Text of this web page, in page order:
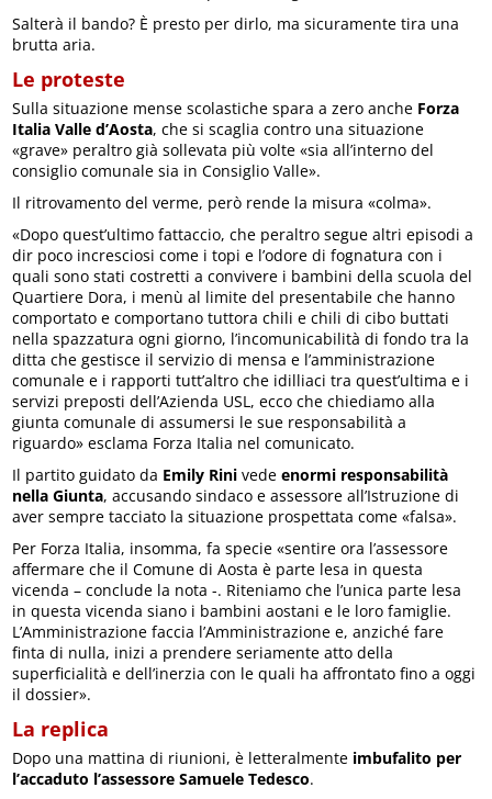
Salterà il bando? È presto per dirlo, ma sicuramente tira una
brutta aria.
Le proteste
Sulla situazione mense scolastiche spara a zero anche Forza
Italia Valle d’Aosta, che si scaglia contro una situazione
«grave» peraltro già sollevata più volte «sia all’interno del
consiglio comunale sia in Consiglio Valle».
Il ritrovamento del verme, però rende la misura «colma».
«Dopo quest’ultimo fattaccio, che peraltro segue altri episodi a
dir poco incresciosi come i topi e l’odore di fognatura con i
quali sono stati costretti a convivere i bambini della scuola del
Quartiere Dora, i menù al limite del presentabile che hanno
comportato e comportano tuttora chili e chili di cibo buttati
nella spazzatura ogni giorno, l’incomunicabilità di fondo tra la
ditta che gestisce il servizio di mensa e l’amministrazione
comunale e i rapporti tutt’altro che idilliaci tra quest’ultima e i
servizi preposti dell’Azienda USL, ecco che chiediamo alla
giunta comunale di assumersi le sue responsabilità a
riguardo» esclama Forza Italia nel comunicato.
Il partito guidato da Emily Rini vedeenormi responsabilità
nella Giunta, accusando sindaco e assessore all’Istruzione di
aver sempre tacciato la situazione prospettata come «falsa».
Per Forza Italia, insomma, fa specie «sentire ora l’assessore
affermare che il Comune di Aosta è parte lesa in questa
vicenda – conclude la nota -. Riteniamo che l’unica parte lesa
in questa vicenda siano i bambini aostani e le loro famiglie.
L’Amministrazione faccia l’Amministrazione e, anziché fare
finta di nulla, inizi a prendere seriamente atto della
superficialità e dell’inerzia con le quali ha affrontato fino a oggi
il dossier».
La replica
Dopo una mattina di riunioni, è letteralmente imbufalito per
l’accaduto l’assessore Samuele Tedesco.